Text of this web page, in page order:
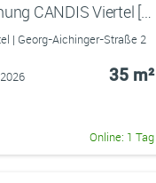
Untervermietung 1-Zimmer Wohnung CANDIS Viertel [1.09.-31.12.26]
| Georg-Aichinger-Straße 2
35 m²
Online: 1 Tag